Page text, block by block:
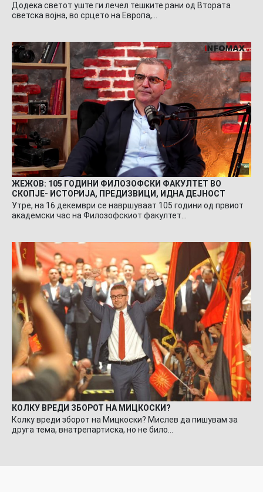
Додека светот уште ги лечел тешките рани од Втората
светска војна, во срцето на Европа,…
ЖЕЖОВ: 105 ГОДИНИ ФИЛОЗОФСКИ ФАКУЛТЕТ ВО
СКОПЈЕ- ИСТОРИЈА, ПРЕДИЗВИЦИ, ИДНА ДЕЈНОСТ
Утре, на 16 декември се навршуваат 105 години од првиот
академски час на Филозофскиот факултет…
КОЛКУ ВРЕДИ ЗБОРОТ НА МИЦКОСКИ?
Колку вреди зборот на Мицкоски? Мислев да пишувам за
друга тема, внатрепартиска, но не било…